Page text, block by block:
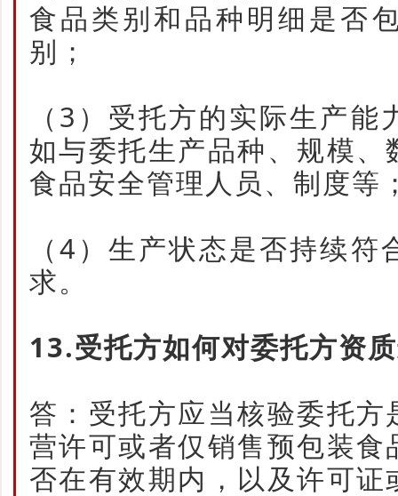
食品类别和品种明细是否
别；
（3）受托方的实际生产
如与委托生产品种、规模
食品安全管理人员、制度等
（4）生产状态是否持续
求。
13.受托方如何对委托方资
答：受托方应当核验委托
营许可或者仅销售预包装
否在有效期内，以及许可